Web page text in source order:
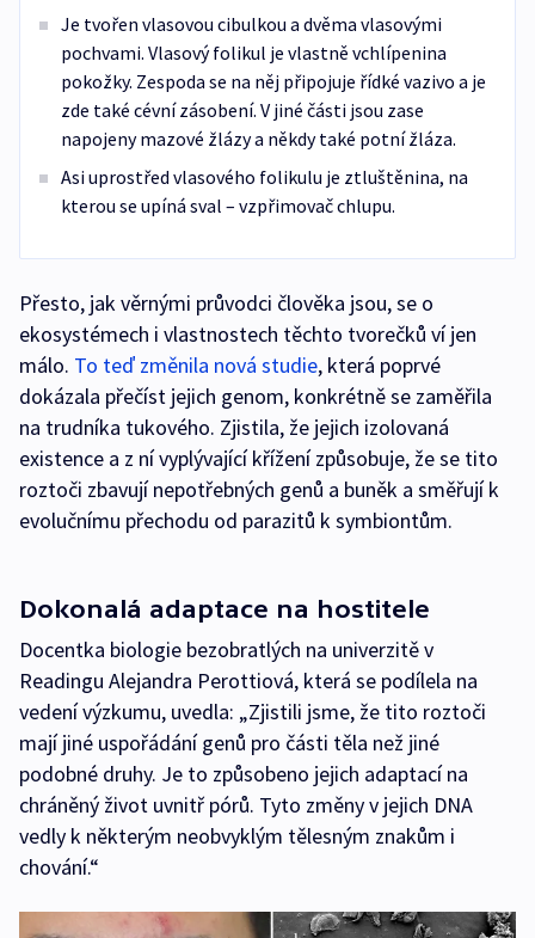
Je tvořen vlasovou cibulkou a dvěma vlasovými
pochvami. Vlasový folikul je vlastně vchlípenina
pokožky. Zespoda se na něj připojuje řídké vazivo a je
zde také cévní zásobení. V jiné části jsou zase
napojeny mazové žlázy a někdy také potní žláza.
Asi uprostřed vlasového folikulu je ztluštěnina, na
kterou se upíná sval – vzpřimovač chlupu.
Přesto, jak věrnými průvodci člověka jsou, se o
ekosystémech i vlastnostech těchto tvorečků ví jen
málo. To teď změnila nová studie, která poprvé
dokázala přečíst jejich genom, konkrétně se zaměřila
na trudníka tukového. Zjistila, že jejich izolovaná
existence a z ní vyplývající křížení způsobuje, že se tito
roztoči zbavují nepotřebných genů a buněk a směřují k
evolučnímu přechodu od parazitů k symbiontům.
Dokonalá adaptace na hostitele
Docentka biologie bezobratlých na univerzitě v
Readingu Alejandra Perottiová, která se podílela na
vedení výzkumu, uvedla: „Zjistili jsme, že tito roztoči
mají jiné uspořádání genů pro části těla než jiné
podobné druhy. Je to způsobeno jejich adaptací na
chráněný život uvnitř pórů. Tyto změny v jejich DNA
vedly k některým neobvyklým tělesným znakům i
chování.“